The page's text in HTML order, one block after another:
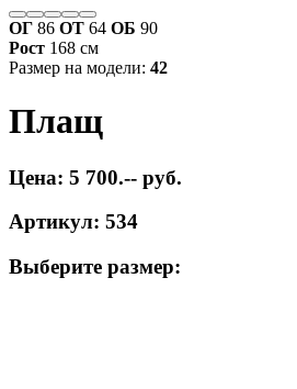
ОГ 86 ОТ 64 ОБ 90
Рост 168 см
Размер на модели: 42
Плащ
Цена: 5 700.-- руб.
Артикул: 534
Выберите размер: